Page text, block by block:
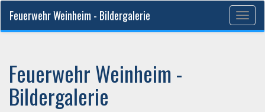
Feuerwehr Weinheim - Bildergalerie
Feuerwehr Weinheim -
Bildergalerie